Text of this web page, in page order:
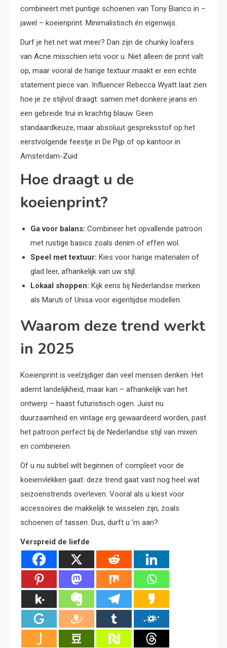
combineert met puntige schoenen van Tony Bianco in –
jawel – koeienprint. Minimalistisch én eigenwijs.
Durf je het net wat meer? Dan zijn de chunky loafers
van Acne misschien iets voor u. Niet alleen de print valt
op, maar vooral de harige textuur maakt er een echte
statement piece van. Influencer Rebecca Wyatt laat zien
hoe je ze stijlvol draagt: samen met donkere jeans en
een gebreide trui in krachtig blauw. Geen
standaardkeuze, maar absoluut gespreksstof op het
eerstvolgende feestje in De Pijp of op kantoor in
Amsterdam-Zuid.
Hoe draagt u de
koeienprint?
Ga voor balans: Combineer het opvallende patroon
met rustige basics zoals denim of effen wol.
Speel met textuur: Kies voor harige materialen of
glad leer, afhankelijk van uw stijl.
Lokaal shoppen: Kijk eens bij Nederlandse merken
als Maruti of Unisa voor eigentijdse modellen.
Waarom deze trend werkt
in 2025
Koeienprint is veelzijdiger dan veel mensen denken. Het
ademt landelijkheid, maar kan – afhankelijk van het
ontwerp – haast futuristisch ogen. Juist nu
duurzaamheid en vintage erg gewaardeerd worden, past
het patroon perfect bij de Nederlandse stijl van mixen
en combineren.
Of u nu subtiel wilt beginnen of compleet voor de
koeienvlekken gaat: deze trend gaat vast nog heel wat
seizoenstrends overleven. Vooral als u kiest voor
accessoires die makkelijk te wisselen zijn, zoals
schoenen of tassen. Dus, durft u ‘m aan?
Verspreid de liefde